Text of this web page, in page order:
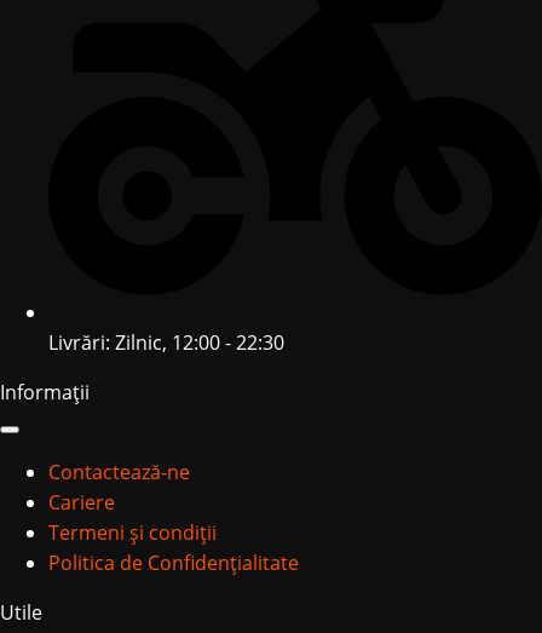
Livrări: Zilnic, 12:00 - 22:30
Informații
Contactează-ne
Cariere
Termeni și condiții
Politica de Confidențialitate
Utile